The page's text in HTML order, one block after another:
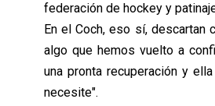
federación de hockey y
En el Coch, eso sí,
algo que hemos vuelto a
una pronta recuperación y
necesite".